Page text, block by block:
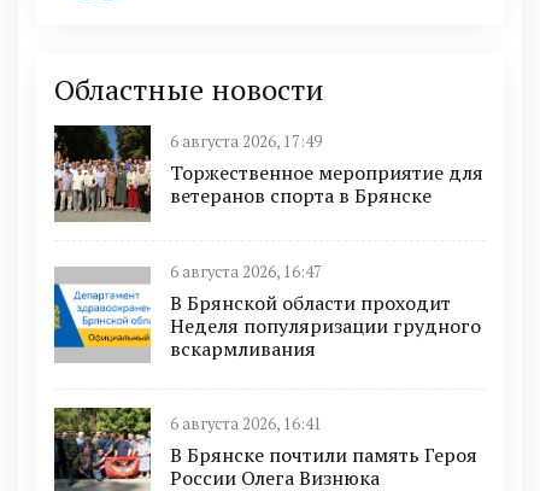
Областные новости
6 августа 2026, 17:49
Торжественное мероприятие для
ветеранов спорта в Брянске
6 августа 2026, 16:47
В Брянской области проходит
Неделя популяризации грудного
вскармливания
6 августа 2026, 16:41
В Брянске почтили память Героя
России Олега Визнюка